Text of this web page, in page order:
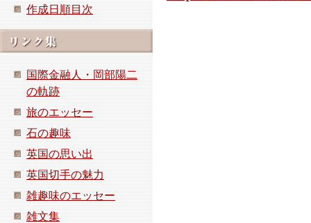
作成日順目次
国際金融人・岡部陽二
の軌跡
旅のエッセー
石の趣味
英国の思い出
英国切手の魅力
雑趣味のエッセー
雑文集